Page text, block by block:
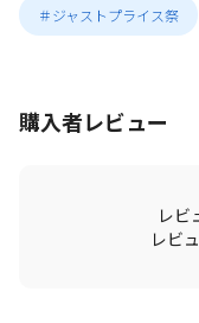
＃ジャストプライス祭
購入者レビュー
レビ
レビ